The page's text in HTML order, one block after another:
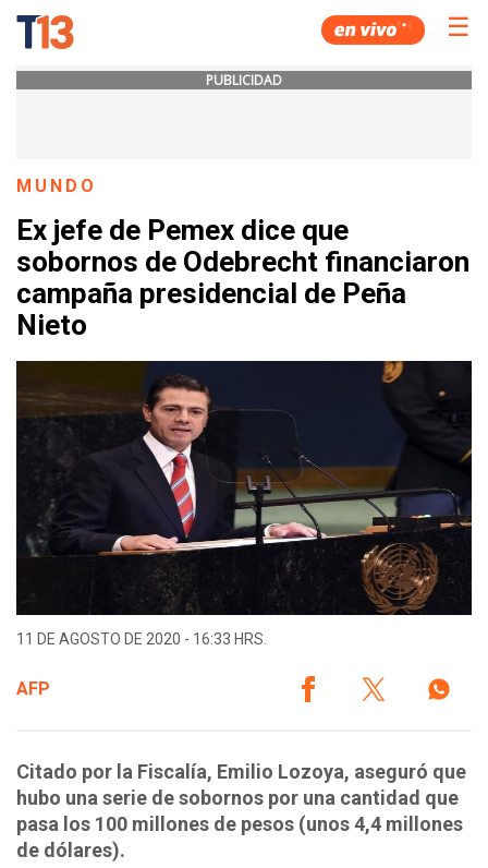
☰
PUBLICIDAD
MUNDO
Ex jefe de Pemex dice que
sobornos de Odebrecht financiaron
campaña presidencial de Peña
Nieto
11 DE AGOSTO DE 2020 - 16:33 HRS.
AFP
Citado por la Fiscalía, Emilio Lozoya, aseguró que
hubo una serie de sobornos por una cantidad que
pasa los 100 millones de pesos (unos 4,4 millones
de dólares).